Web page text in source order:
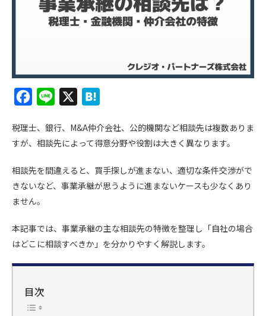
c
e
b
o
o
k
n
e
t
e
n
a
税理士、銀行、M&A仲介会社、公的機関など相談先は複数ありま
すが、相談先によって得意分野や役割は大きく異なります。
相談先を間違えると、買手探しが進まない、適切な条件交渉がで
きないなど、事業承継が思うように進まないケースも少なくあり
ません。
本記事では、事業承継の主な相談先の特徴を整理し「自社の場合
はどこに相談すべきか」を分かりやすく解説します。
目次